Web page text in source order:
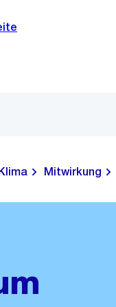
Mitwirkung